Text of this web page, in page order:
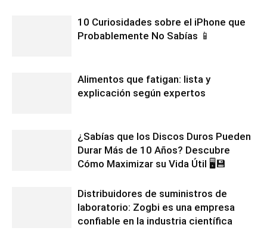
10 Curiosidades sobre el iPhone que
Probablemente No Sabías 📱
Alimentos que fatigan: lista y
explicación según expertos
¿Sabías que los Discos Duros Pueden
Durar Más de 10 Años? Descubre
Cómo Maximizar su Vida Útil 🖥️💾
Distribuidores de suministros de
laboratorio: Zogbi es una empresa
confiable en la industria científica